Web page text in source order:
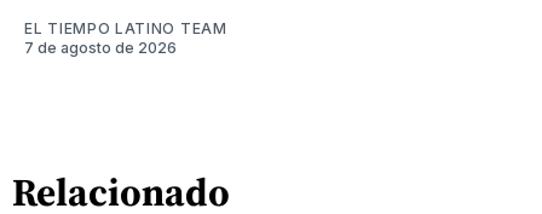
EL TIEMPO LATINO TEAM
7 de agosto de 2026
Relacionado